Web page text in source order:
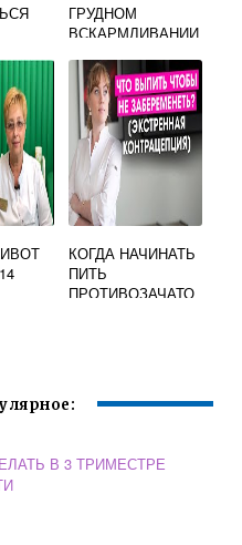
ГРУДНОМ
ВСКАРМЛИВАНИИ
КОГДА НАЧИНАТЬ
ПИТЬ
ПРОТИВОЗАЧАТО
БЕРЕМЕННОСТИ
В 3 ТРИМЕСТРЕ